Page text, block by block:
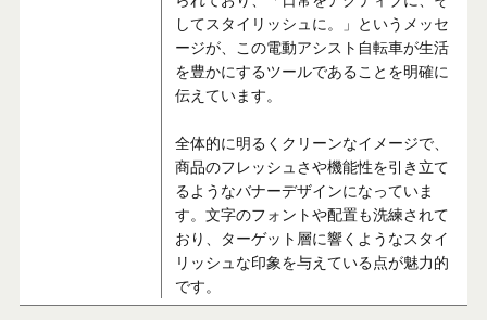
してスタイリッシュに。」というメッセ
ージが、この電動アシスト自転車が生活
を豊かにするツールであることを明確に
伝えています。
全体的に明るくクリーンなイメージで、
商品のフレッシュさや機能性を引き立て
るようなバナーデザインになっていま
す。文字のフォントや配置も洗練されて
おり、ターゲット層に響くようなスタイ
リッシュな印象を与えている点が魅力的
です。